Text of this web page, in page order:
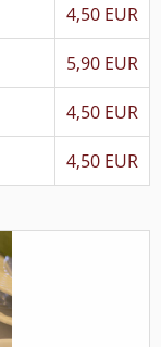
4,50 EUR
5,90 EUR
4,50 EUR
4,50 EUR